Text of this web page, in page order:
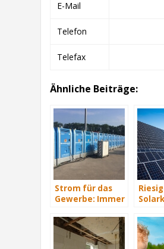
E-Mail
Telefon
Telefax
Ähnliche Beiträge:
Strom für das
Gewerbe: Immer
versorgt
geht